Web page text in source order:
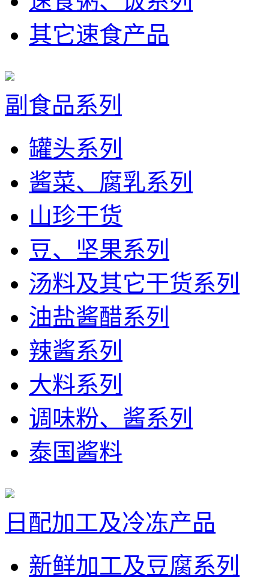
其它速食产品
副食品系列
罐头系列
酱菜、腐乳系列
山珍干货
豆、坚果系列
汤料及其它干货系列
油盐酱醋系列
辣酱系列
大料系列
调味粉、酱系列
泰国酱料
日配加工及冷冻产品
新鲜加工及豆腐系列